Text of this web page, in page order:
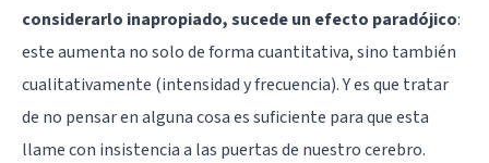
considerarlo inapropiado, sucede un efecto paradójico:
este aumenta no solo de forma cuantitativa, sino también
cualitativamente (intensidad y frecuencia). Y es que tratar
de no pensar en alguna cosa es suficiente para que esta
llame con insistencia a las puertas de nuestro cerebro.